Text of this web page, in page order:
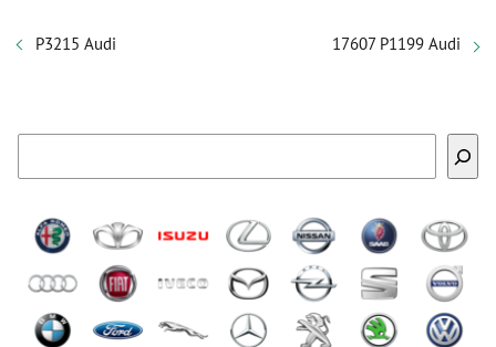
P3215 Audi 17607 P1199 Audi